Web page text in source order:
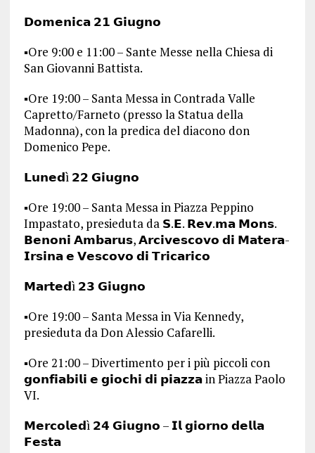
𝗗𝗼𝗺𝗲𝗻𝗶𝗰𝗮 𝟮𝟭 𝗚𝗶𝘂𝗴𝗻𝗼
▪️Ore 9:00 e 11:00 – Sante Messe nella Chiesa di
San Giovanni Battista.
▪️Ore 19:00 – Santa Messa in Contrada Valle
Capretto/Farneto (presso la Statua della
Madonna), con la predica del diacono don
Domenico Pepe.
𝗟𝘂𝗻𝗲𝗱ì 𝟮𝟮 𝗚𝗶𝘂𝗴𝗻𝗼
▪️Ore 19:00 – Santa Messa in Piazza Peppino
Impastato, presieduta da 𝗦.𝗘. 𝗥𝗲𝘃.𝗺𝗮 𝗠𝗼𝗻𝘀.
𝗕𝗲𝗻𝗼𝗻𝗶 𝗔𝗺𝗯𝗮𝗿𝘂𝘀, 𝗔𝗿𝗰𝗶𝘃𝗲𝘀𝗰𝗼𝘃𝗼 𝗱𝗶 𝗠𝗮𝘁𝗲𝗿𝗮-
𝗜𝗿𝘀𝗶𝗻𝗮 𝗲 𝗩𝗲𝘀𝗰𝗼𝘃𝗼 𝗱𝗶 𝗧𝗿𝗶𝗰𝗮𝗿𝗶𝗰𝗼
𝗠𝗮𝗿𝘁𝗲𝗱ì 𝟮𝟯 𝗚𝗶𝘂𝗴𝗻𝗼
▪️Ore 19:00 – Santa Messa in Via Kennedy,
presieduta da Don Alessio Cafarelli.
▪️Ore 21:00 – Divertimento per i più piccoli con
𝗴𝗼𝗻𝗳𝗶𝗮𝗯𝗶𝗹𝗶 𝗲 𝗴𝗶𝗼𝗰𝗵𝗶 𝗱𝗶 𝗽𝗶𝗮𝘇𝘇𝗮 in Piazza Paolo
VI.
𝗠𝗲𝗿𝗰𝗼𝗹𝗲𝗱ì 𝟮𝟰 𝗚𝗶𝘂𝗴𝗻𝗼 – 𝗜𝗹 𝗴𝗶𝗼𝗿𝗻𝗼 𝗱𝗲𝗹𝗹𝗮
𝗙𝗲𝘀𝘁𝗮